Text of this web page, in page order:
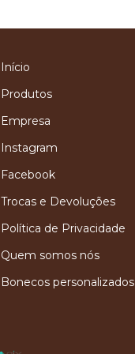
Início
Produtos
Empresa
Instagram
Facebook
Trocas e Devoluções
Política de Privacidade
Quem somos nós
Bonecos personalizados